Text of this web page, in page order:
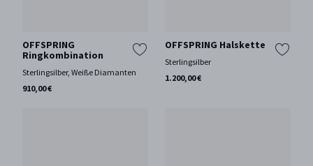
OFFSPRING
Ringkombination
Sterlingsilber, Weiße Diamanten
910,00 €
OFFSPRING Halskette
Sterlingsilber
1.200,00 €